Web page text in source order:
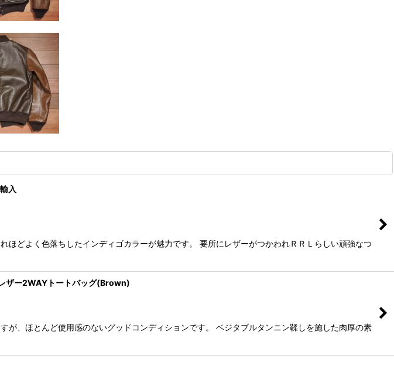
入
どよく色落ちしたインディゴカラーが魅力です。 要所にレザーがつかわれＲＲＬらしい頑強なつ
ザー2WAYトートバッグ(Brown)
、ほとんど使用感のないグッドコンディションです。 ベジタブルタンニン鞣しを施した肉厚の素